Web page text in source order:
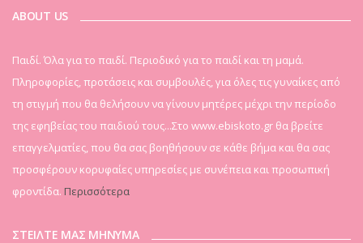
ABOUT US
Παιδί. Όλα για το παιδί. Περιοδικό για το παιδί και τη μαμά.
Πληροφορίες, προτάσεις και συμβουλές, για όλες τις γυναίκες από
τη στιγμή που θα θελήσουν να γίνουν μητέρες μέχρι την περίοδο
της εφηβείας του παιδιού τους...Στο www.ebiskoto.gr θα βρείτε
επαγγελματίες, που θα σας βοηθήσουν σε κάθε βήμα και θα σας
προσφέρουν κορυφαίες υπηρεσίες με συνέπεια και προσωπική
φροντίδα. Περισσότερα
ΣΤΕΙΛΤΕ ΜΑΣ ΜΗΝΥΜΑ